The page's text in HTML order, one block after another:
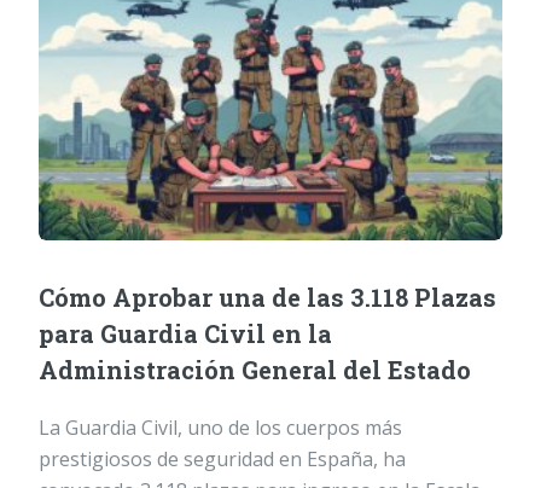
Cómo Aprobar una de las 3.118 Plazas
para Guardia Civil en la
Administración General del Estado
La Guardia Civil, uno de los cuerpos más
prestigiosos de seguridad en España, ha